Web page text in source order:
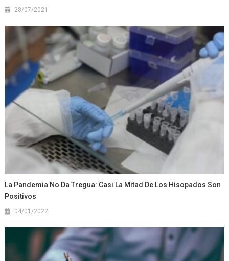
28/07/2021
La Pandemia No Da Tregua: Casi La Mitad De Los Hisopados Son
Positivos
04/01/2022